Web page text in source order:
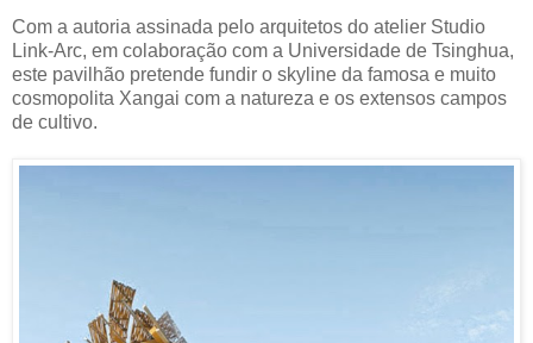
Com a autoria assinada pelo arquitetos do atelier Studio
Link-Arc, em colaboração com a Universidade de Tsinghua,
este pavilhão pretende fundir o skyline da famosa e muito
cosmopolita Xangai com a natureza e os extensos campos
de cultivo.